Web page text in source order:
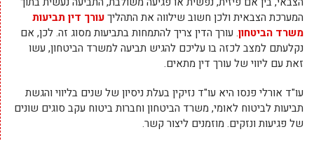
המערכת הצבאית ולכן חשוב שילווה את התהליךעורך דין תביעות
משרד הביטחון. עורך הדין צריך להתמחות בתביעות מסוג זה. לכן, אם
נקלעתם למצב לכזה בו עליכם להגיש תביעה למשרד הביטחון, עשו
זאת עם ליווי של עורך דין מתאים.
עו"ד אורלי פנסו היא עו"ד נזיקין בעלת ניסיון של שנים בליווי והגשת
תביעות לביטוח לאומי, משרד הביטחון וחברות ביטוח עקב סוגים שונים
של פגיעות ונזקים. מוזמנים ליצור קשר.